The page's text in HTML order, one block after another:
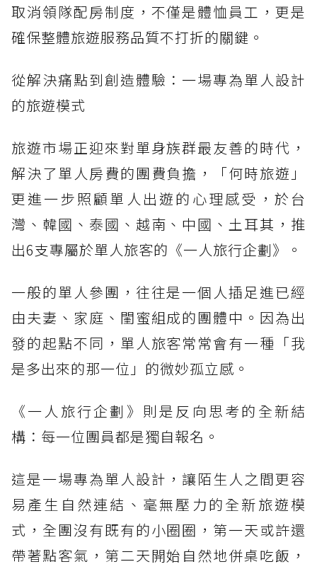
取消領隊配房制度，不僅是體恤員工，更是
確保整體旅遊服務品質不打折的關鍵。
從解決痛點到創造體驗：一場專為單人設計
的旅遊模式
旅遊市場正迎來對單身族群最友善的時代，
解決了單人房費的團費負擔，「何時旅遊」
更進一步照顧單人出遊的心理感受，於台
灣、韓國、泰國、越南、中國、土耳其，推
出6支專屬於單人旅客的《一人旅行企劃》。
一般的單人參團，往往是一個人插足進已經
由夫妻、家庭、閨蜜組成的團體中。因為出
發的起點不同，單人旅客常常會有一種「我
是多出來的那一位」的微妙孤立感。
《一人旅行企劃》則是反向思考的全新結
構：每一位團員都是獨自報名。
這是一場專為單人設計，讓陌生人之間更容
易產生自然連結、毫無壓力的全新旅遊模
式，全團沒有既有的小圈圈，第一天或許還
帶著點客氣，第二天開始自然地併桌吃飯，